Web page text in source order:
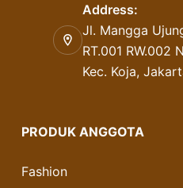
Address:
Jl. Mangga
RT.001 RW.002
Kec. Koja,
PRODUK ANGGOTA
Fashion